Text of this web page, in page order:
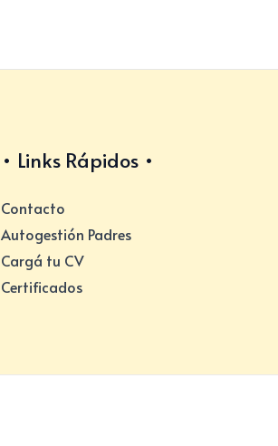
Links Rápidos
Contacto
Autogestión Padres
Cargá tu CV
Certificados